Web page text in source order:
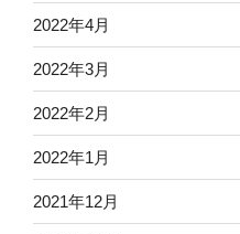
2022年4月
2022年3月
2022年2月
2022年1月
2021年12月